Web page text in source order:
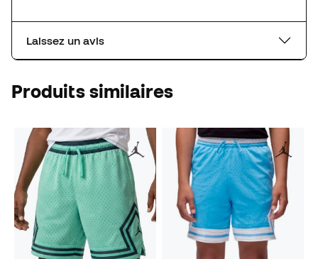
Laissez un avis
Produits similaires